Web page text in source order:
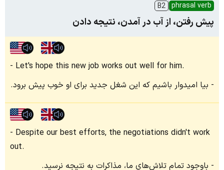
phrasal verb
B2
پیش رفتن، از آب در آمدن، نتیجه دادن
Let's hope this new job works out well for him.
بیا امیدوار باشیم که این شغل جدید برای او خوب پیش برود.
Despite our best efforts, the negotiations didn't work
out.
باوجود تمام تلاش‌های ما، مذاکرات به نتیجه نرسید.